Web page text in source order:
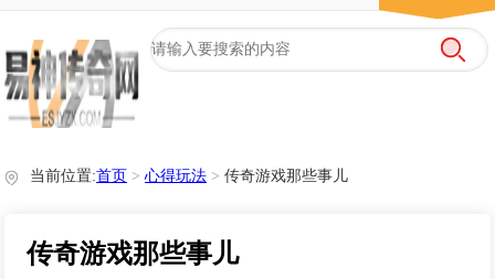
栏目导航
微变传奇
传奇攻略
心得玩法
当前位置:首页 > 心得玩法 > 传奇游戏那些事儿
传奇游戏那些事儿